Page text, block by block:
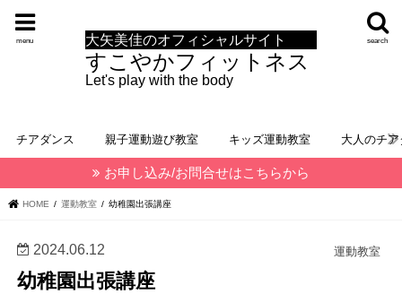
大矢美佳のオフィシャルサイト
すこやかフィットネス
Let's play with the body
search
menu
チアダンス 親子運動遊び教室 キッズ運動教室 大人のチ
お申し込み/お問合せはこちらから
HOME 運動教室 幼稚園出張講座
運動教室
2024.06.12
幼稚園出張講座